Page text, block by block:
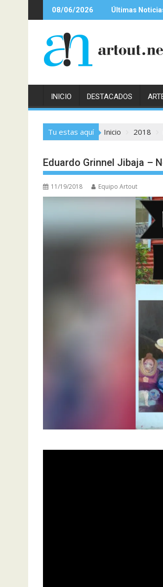
al
08/06/2026 Últimas
INICIO DESTACADOS
Tu estas aquí Inicio 2018
Eduardo Grinnel Jibaja –
11/19/2018 Equipo Artout